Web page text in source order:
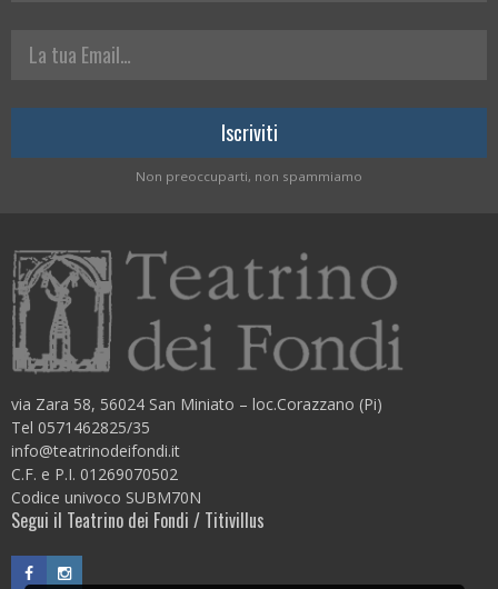
Non preoccuparti, non spammiamo
via Zara 58, 56024 San Miniato – loc.Corazzano (Pi)
Tel 0571462825/35
info@teatrinodeifondi.it
C.F. e P.I. 01269070502
Codice univoco SUBM70N
Segui il Teatrino dei Fondi / Titivillus